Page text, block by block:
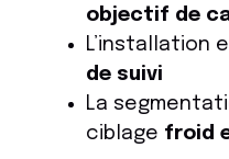
objectif de
L’installation
de suivi
La
ciblage froid